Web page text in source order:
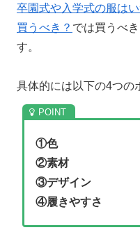
卒園式や入学式の服は
買うべき？ では買うべ
す。
具体的には以下の4つの
①色
②素材
③デザイン
④履きやすさ